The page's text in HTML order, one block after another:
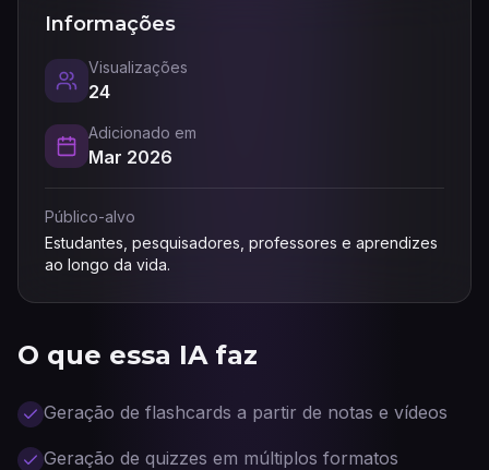
O que essa IA faz
Geração de flashcards a partir de notas e vídeos
Geração de quizzes em múltiplos formatos
Informações
Visualizações
24
Adicionado em
Mar 2026
Público-alvo
Estudantes, pesquisadores, professores e aprendizes
ao longo da vida.